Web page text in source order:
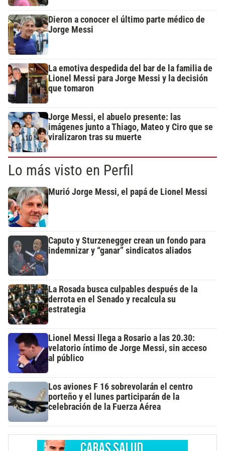
Dieron a conocer el último parte médico de
Jorge Messi
La emotiva despedida del bar de la familia de
Lionel Messi para Jorge Messi y la decisión
que tomaron
Jorge Messi, el abuelo presente: las
imágenes junto a Thiago, Mateo y Ciro que se
viralizaron tras su muerte
Lo más visto en Perfil
Murió Jorge Messi, el papá de Lionel Messi
Caputo y Sturzenegger crean un fondo para
indemnizar y “ganar” sindicatos aliados
La Rosada busca culpables después de la
derrota en el Senado y recalcula su
estrategia
Lionel Messi llega a Rosario a las 20.30:
velatorio íntimo de Jorge Messi, sin acceso
al público
Los aviones F 16 sobrevolarán el centro
porteño y el lunes participarán de la
celebración de la Fuerza Aérea